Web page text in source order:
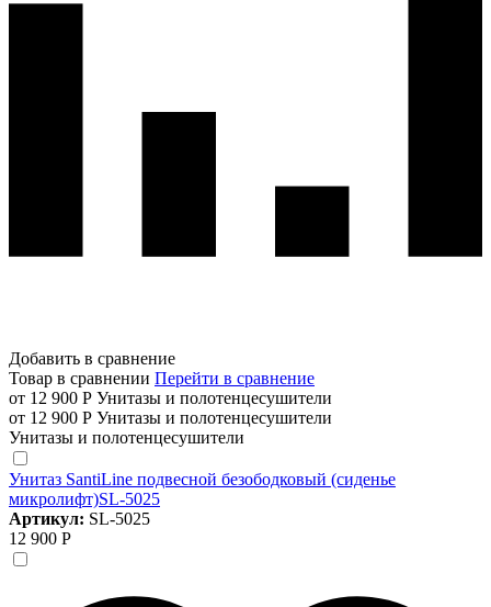
Добавить в сравнение
Товар в сравнении Перейти в сравнение
от 12 900 Р Унитазы и полотенцесушители
от 12 900 Р Унитазы и полотенцесушители
Унитазы и полотенцесушители
Унитаз SantiLine подвесной безободковый (сиденье
микролифт)SL-5025
Артикул: SL-5025
12 900 Р